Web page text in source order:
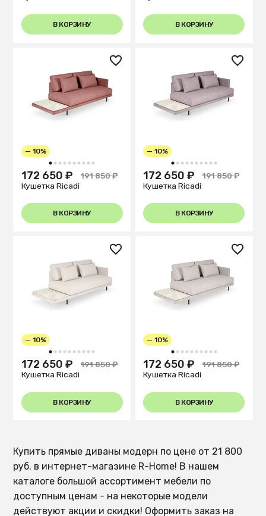
В КОРЗИНУ В КОРЗИНУ
1 2 3 4 5 6 7 8 9 10
— 10%
172 650 ₽
191 850 ₽
Кушетка Ricadi
В КОРЗИНУ
1 2 3 4 5 6 7 8 9 10
— 10%
172 650 ₽
191 850 ₽
Кушетка Ricadi
В КОРЗИНУ
1 2 3 4 5 6 7 8 9 10
— 10%
172 650 ₽
191 850 ₽
Кушетка Ricadi
В КОРЗИНУ
1 2 3 4 5 6 7 8 9 10
— 10%
172 650 ₽
191 850 ₽
Кушетка Ricadi
В КОРЗИНУ
Купить прямые диваны модерн по цене от 21 800
руб. в интернет-магазине R-Home! В нашем
каталоге большой ассортимент мебели по
доступным ценам - на некоторые модели
действуют акции и скидки! Оформить заказ на